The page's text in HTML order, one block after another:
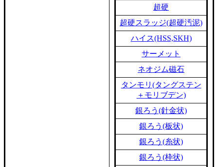
超硬
超硬スラッジ(超硬汚泥)
ハイス(HSS,SKH)
サーメット
ネオジム磁石
タンモリ(タングステン
＋モリブデン)
銀ろう(針金状)
銀ろう(板状)
銀ろう(糸状)
銀ろう(枠状)